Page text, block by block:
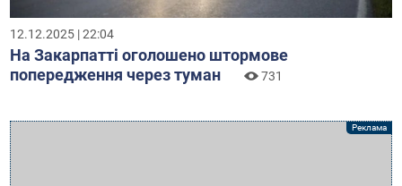
12.12.2025 | 22:04
На Закарпатті оголошено штормове
попередження через туман
731